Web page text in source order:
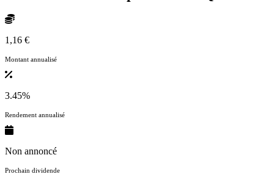
1,16 €
Montant annualisé
3.45%
Rendement annualisé
Non annoncé
Prochain dividende